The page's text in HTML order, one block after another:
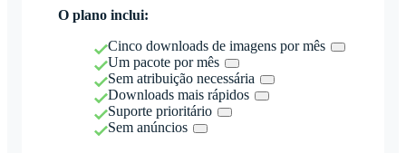
O plano inclui:
Cinco downloads de imagens por mês
Um pacote por mês
Sem atribuição necessária
Downloads mais rápidos
Suporte prioritário
Sem anúncios